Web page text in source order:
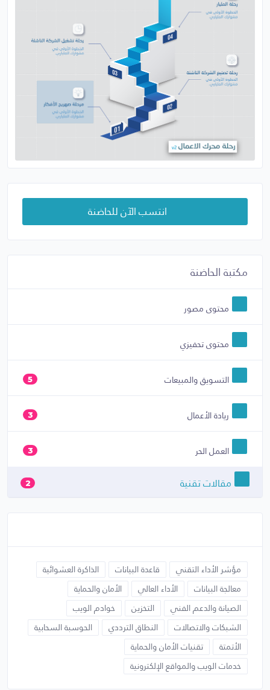
انتسب الآن للحاضنة
مكتبة الحاضنة
محتوى مصور
محتوى تحفيزي
التسويق والمبيعات 5
ريادة الأعمال 3
العمل الحر 3
مقالات تقنية 2
مؤشر الأداء التقني قاعدة البيانات
الذاكرة العشوائية
معالجة البيانات
الأداء العالي
الأمان والحماية
الصيانة والدعم الفني
التخزين
خوادم الويب
الشبكات والاتصالات
النطاق الترددي
الحوسبة السحابية
الأتمتة
تقنيات الأمان والحماية
خدمات الويب والمواقع الإلكترونية